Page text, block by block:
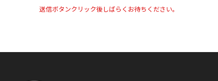
送信ボタンクリック後しばらくお待ちください。